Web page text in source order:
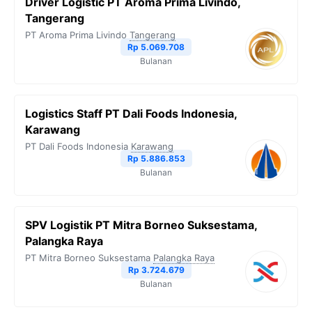
Tangerang
PT Aroma Prima Livindo Tangerang
Rp 5.069.708
Bulanan
Logistics Staff PT Dali Foods Indonesia,
Karawang
PT Dali Foods Indonesia Karawang
Rp 5.886.853
Bulanan
SPV Logistik PT Mitra Borneo Suksestama,
Palangka Raya
PT Mitra Borneo Suksestama Palangka Raya
Rp 3.724.679
Bulanan